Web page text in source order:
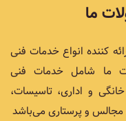
ما
کننده انواع خدمات فنی
ما شامل خدمات فنی
و اداری، تاسیسات،
و پرستاری می‌باشد